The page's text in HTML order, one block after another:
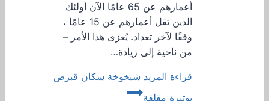
أعمارهم عن 65 عامًا الآن أولئك
الذين تقل أعمارهم عن 15 عامًا ،
وفقًا لآخر تعداد. يُعزى هذا الأمر –
من ناحية إلى زيادة…
قراءة المزيد شيخوخة سكان قبرص
بوتيرة مقلقة